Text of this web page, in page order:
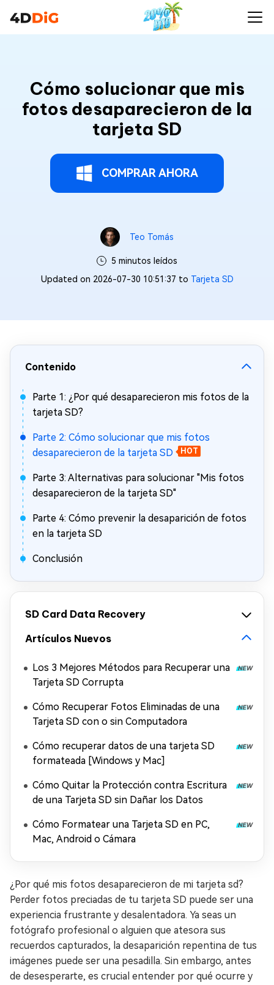
Cómo solucionar que mis
fotos desaparecieron de la
tarjeta SD
COMPRAR AHORA
Teo Tomás
5 minutos leídos
Updated on 2026-07-30 10:51:37 to Tarjeta SD
Contenido
Parte 1: ¿Por qué desaparecieron mis fotos de la
tarjeta SD?
Parte 2: Cómo solucionar que mis fotos
desaparecieron de la tarjeta SD
HOT
Parte 3: Alternativas para solucionar "Mis fotos
desaparecieron de la tarjeta SD"
Parte 4: Cómo prevenir la desaparición de fotos
en la tarjeta SD
Conclusión
SD Card Data Recovery
Artículos Nuevos
Los 3 Mejores Métodos para Recuperar una
Tarjeta SD Corrupta
Cómo Recuperar Fotos Eliminadas de una
Tarjeta SD con o sin Computadora
Cómo recuperar datos de una tarjeta SD
formateada [Windows y Mac]
Cómo Quitar la Protección contra Escritura
de una Tarjeta SD sin Dañar los Datos
Cómo Formatear una Tarjeta SD en PC,
Mac, Android o Cámara
¿Por qué mis fotos desaparecieron de mi tarjeta sd?
Perder fotos preciadas de tu tarjeta SD puede ser una
experiencia frustrante y desalentadora. Ya seas un
fotógrafo profesional o alguien que atesora sus
recuerdos capturados, la desaparición repentina de tus
imágenes puede ser una pesadilla. Sin embargo, antes
de desesperarte, es crucial entender por qué ocurre y